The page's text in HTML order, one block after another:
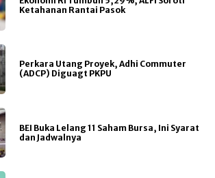
Ketahanan Rantai Pasok
Perkara Utang Proyek, Adhi Commuter
(ADCP) Diguagt PKPU
BEI Buka Lelang 11 Saham Bursa, Ini Syarat
dan Jadwalnya